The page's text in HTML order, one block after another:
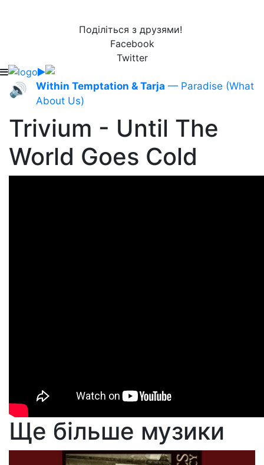
Поділіться з друзями!
Facebook
Twitter
🔊 Within Temptation & Tarja — Paradise (What
About Us)
Trivium - Until The
World Goes Cold
Ще більше музики